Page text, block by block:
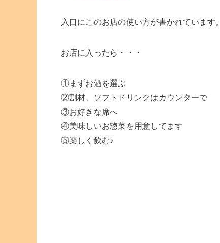
入口にこのお店の使い方が書かれています。
お店に入ったら・・・
①まずお酒を選ぶ
②割材、ソフトドリンクはカウンターで
③お好きな席へ
④美味しいお惣菜を用意してます
⑤楽しく飲む♪